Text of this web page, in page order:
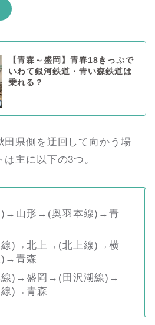
【青森～盛岡】青春18きっぷで
いわて銀河鉄道・青い森鉄道は
乗れる？
田県側を迂回して向かう場
主に以下の3つ。
)→山形→(奥羽本線)→青
線)→北上→(北上線)→横
青森
)→盛岡→(田沢湖線)→
)→青森